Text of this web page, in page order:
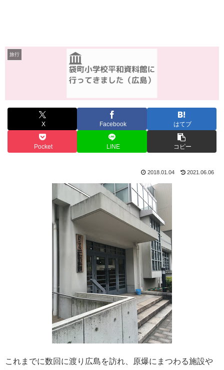
旅行
X Facebook はてブ
Pocket LINE コピー
2018.01.04 2021.06.06
これまでに数回に渡り広島を訪れ、原爆にまつわる施設や